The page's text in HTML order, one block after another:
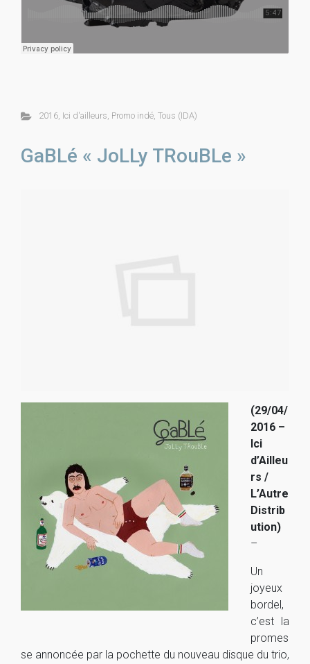
2016, Ici d'ailleurs, Promo indé, Tous (IDA)
GaBLé « JoLLy TRouBLe »
(29/04/
2016 –
Ici
d’Ailleu
rs /
L’Autre
Distrib
ution)
–
Un
joyeux
bordel,
c’est la
promes
se annoncée par la pochette du nouveau disque du trio,